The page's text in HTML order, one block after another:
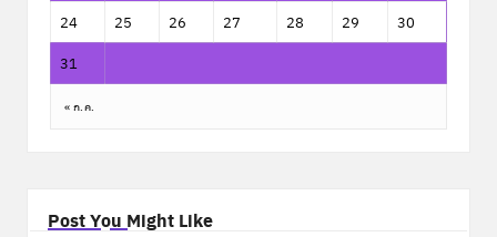
24
25 26 27 28 29
30
31
« ก.ค.
Post You Might Like